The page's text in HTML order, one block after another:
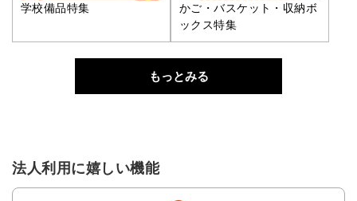
学校備品特集
かご・バスケット・収納ボ
ックス特集
もっとみる
法人利用に嬉しい機能